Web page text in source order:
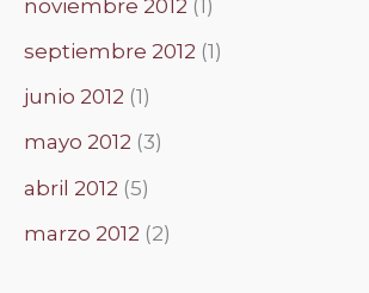
noviembre 2012 (1)
septiembre 2012 (1)
junio 2012 (1)
mayo 2012 (3)
abril 2012 (5)
marzo 2012 (2)